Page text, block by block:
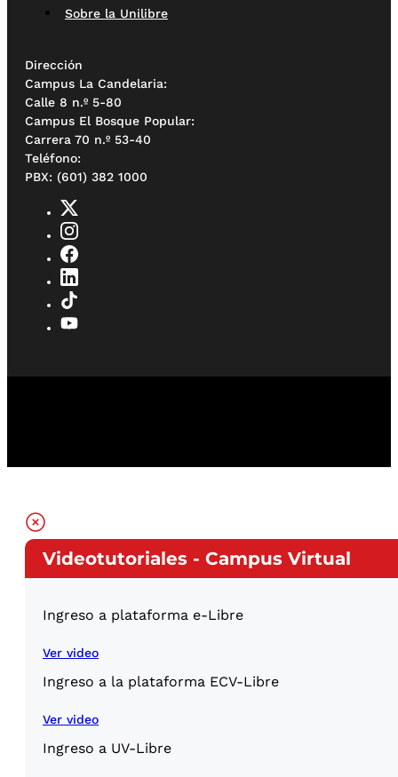
Sobre la Unilibre
Dirección
Campus La Candelaria:
Calle 8 n.º 5-80
Campus El Bosque Popular:
Carrera 70 n.º 53-40
Teléfono:
PBX: (601) 382 1000
Videotutoriales - Campus Virtual
Ingreso a plataforma e-Libre
Ver video
Ingreso a la plataforma ECV-Libre
Ver video
Ingreso a UV-Libre